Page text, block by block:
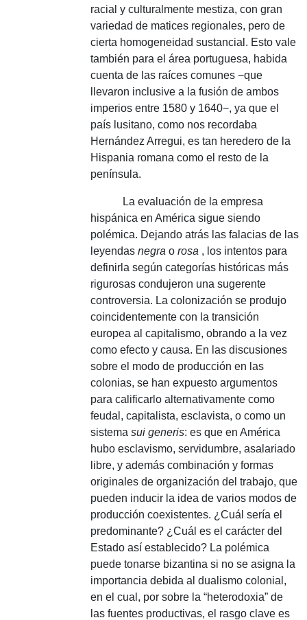
racial y culturalmente mestiza, con gran
variedad de matices regionales, pero de
cierta homogeneidad sustancial. Esto vale
también para el área portuguesa, habida
cuenta de las raíces comunes −que
llevaron inclusive a la fusión de ambos
imperios entre 1580 y 1640−, ya que el
país lusitano, como nos recordaba
Hernández Arregui, es tan heredero de la
Hispania romana como el resto de la
península.
La evaluación de la empresa
hispánica en América sigue siendo
polémica. Dejando atrás las falacias de las
leyendas negra o rosa , los intentos para
definirla según categorías históricas más
rigurosas condujeron una sugerente
controversia. La colonización se produjo
coincidentemente con la transición
europea al capitalismo, obrando a la vez
como efecto y causa. En las discusiones
sobre el modo de producción en las
colonias, se han expuesto argumentos
para calificarlo alternativamente como
feudal, capitalista, esclavista, o como un
sistema sui generis: es que en América
hubo esclavismo, servidumbre, asalariado
libre, y además combinación y formas
originales de organización del trabajo, que
pueden inducir la idea de varios modos de
producción coexistentes. ¿Cuál sería el
predominante? ¿Cuál es el carácter del
Estado así establecido? La polémica
puede tonarse bizantina si no se asigna la
importancia debida al dualismo colonial,
en el cual, por sobre la “heterodoxia” de
las fuentes productivas, el rasgo clave es